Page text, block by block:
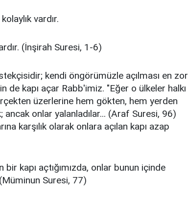
vardır.
(İnşirah Suresi, 1-6)
kendi öngörümüzle açılması en zor
de kapı açar Rabb'imiz. "Eğer o ülkeler halkı
üzerlerine hem gökten, hem yerden
ancak onlar yalanladılar... (Araf Suresi, 96)
karşılık olarak onlara açılan kapı azap
kapı açtığımızda, onlar bunun içinde
Suresi, 77)